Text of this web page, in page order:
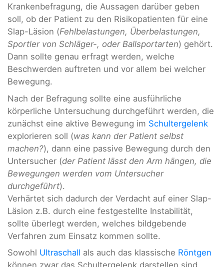
Krankenbefragung, die Aussagen darüber geben
soll, ob der Patient zu den Risikopatienten für eine
Slap-Läsion (Fehlbelastungen, Überbelastungen,
Sportler von Schläger-, oder Ballsportarten) gehört.
Dann sollte genau erfragt werden, welche
Beschwerden auftreten und vor allem bei welcher
Bewegung.
Nach der Befragung sollte eine ausführliche
körperliche Untersuchung durchgeführt werden, die
zunächst eine aktive Bewegung im Schultergelenk
explorieren soll (was kann der Patient selbst
machen?), dann eine passive Bewegung durch den
Untersucher (der Patient lässt den Arm hängen, die
Bewegungen werden vom Untersucher
durchgeführt).
Verhärtet sich dadurch der Verdacht auf einer Slap-
Läsion z.B. durch eine festgestellte Instabilität,
sollte überlegt werden, welches bildgebende
Verfahren zum Einsatz kommen sollte.
Sowohl Ultraschall als auch das klassische Röntgen